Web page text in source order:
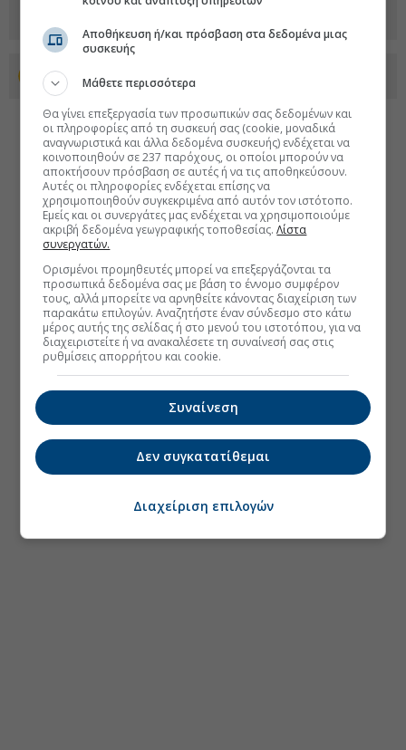
Προσθέστε το euro2day.gr στο Discover
Αποθήκευση ή/και πρόσβαση στα δεδομένα μιας
συσκευής
Μάθετε περισσότερα
Θα γίνει επεξεργασία των προσωπικών σας δεδομένων και
οι πληροφορίες από τη συσκευή σας (cookie, μοναδικά
αναγνωριστικά και άλλα δεδομένα συσκευής) ενδέχεται να
κοινοποιηθούν σε 237 παρόχους, οι οποίοι μπορούν να
αποκτήσουν πρόσβαση σε αυτές ή να τις αποθηκεύσουν.
Αυτές οι πληροφορίες ενδέχεται επίσης να
χρησιμοποιηθούν συγκεκριμένα από αυτόν τον ιστότοπο.
Εμείς και οι συνεργάτες μας ενδέχεται να χρησιμοποιούμε
ακριβή δεδομένα γεωγραφικής τοποθεσίας.Λίστα
συνεργατών.
Ορισμένοι προμηθευτές μπορεί να επεξεργάζονται τα
προσωπικά δεδομένα σας με βάση το έννομο συμφέρον
τους, αλλά μπορείτε να αρνηθείτε κάνοντας διαχείριση των
παρακάτω επιλογών. Αναζητήστε έναν σύνδεσμο στο κάτω
μέρος αυτής της σελίδας ή στο μενού του ιστοτόπου, για να
διαχειριστείτε ή να ανακαλέσετε τη συναίνεσή σας στις
ρυθμίσεις απορρήτου και cookie.
Συναίνεση
Δεν συγκατατίθεμαι
Διαχείριση επιλογών